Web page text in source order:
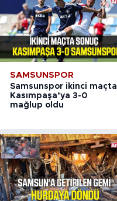
SAMSUNSPOR
Samsunspor ikinci maçta
Kasımpaşa’ya 3-0
mağlup oldu